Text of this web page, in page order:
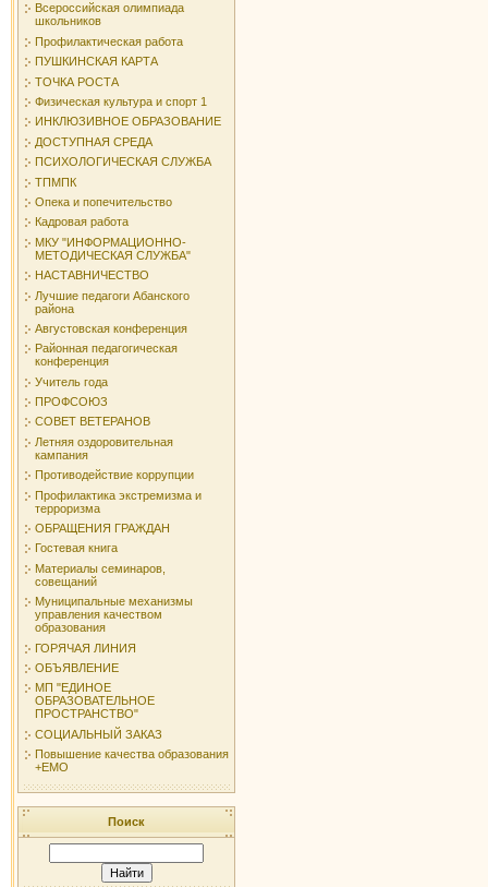
Всероссийская олимпиада
школьников
Профилактическая работа
ПУШКИНСКАЯ КАРТА
ТОЧКА РОСТА
Физическая культура и спорт 1
ИНКЛЮЗИВНОЕ ОБРАЗОВАНИЕ
ДОСТУПНАЯ СРЕДА
ПСИХОЛОГИЧЕСКАЯ СЛУЖБА
ТПМПК
Опека и попечительство
Кадровая работа
МКУ "ИНФОРМАЦИОННО-
МЕТОДИЧЕСКАЯ СЛУЖБА"
НАСТАВНИЧЕСТВО
Лучшие педагоги Абанского
района
Августовская конференция
Районная педагогическая
конференция
Учитель года
ПРОФСОЮЗ
СОВЕТ ВЕТЕРАНОВ
Летняя оздоровительная
кампания
Противодействие коррупции
Профилактика экстремизма и
терроризма
ОБРАЩЕНИЯ ГРАЖДАН
Гостевая книга
Материалы семинаров,
совещаний
Муниципальные механизмы
управления качеством
образования
ГОРЯЧАЯ ЛИНИЯ
ОБЪЯВЛЕНИЕ
МП "ЕДИНОЕ
ОБРАЗОВАТЕЛЬНОЕ
ПРОСТРАНСТВО"
СОЦИАЛЬНЫЙ ЗАКАЗ
Повышение качества образования
+ЕМО
Поиск